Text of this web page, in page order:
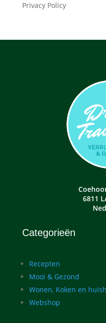
Privacy Policy
6811
Categorieën
Recepten
Mooi & Gezond
Wonen, Koken en
Webshop